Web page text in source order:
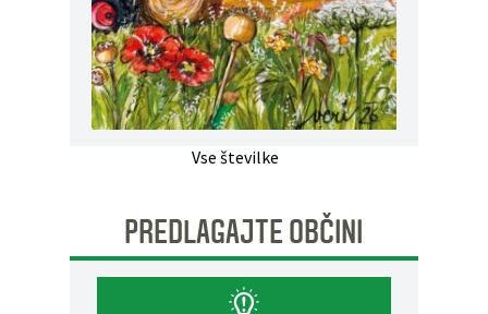
Vse številke
PREDLAGAJTE OBČINI